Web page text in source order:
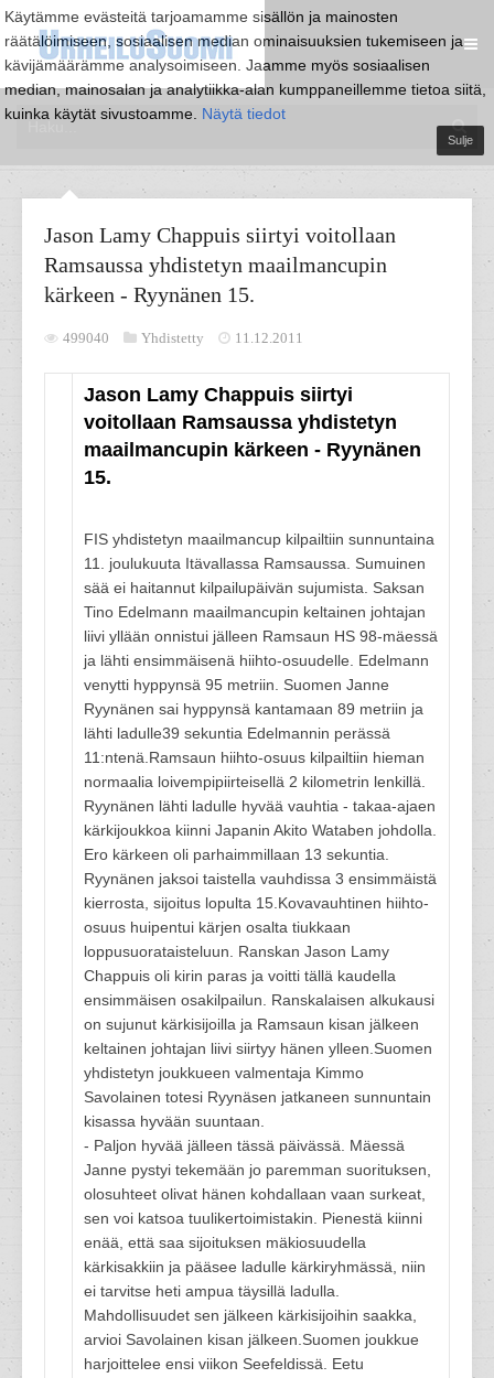
Käytämme evästeitä tarjoamamme sisällön ja mainosten
räätälöimiseen, sosiaalisen median ominaisuuksien tukemiseen ja
kävijämäärämme analysoimiseen. Jaamme myös sosiaalisen
median, mainosalan ja analytiikka-alan kumppaneillemme tietoa siitä,
kuinka käytät sivustoamme. Näytä tiedot
Sulje
Jason Lamy Chappuis siirtyi voitollaan
Ramsaussa yhdistetyn maailmancupin
kärkeen - Ryynänen 15.
499040 Yhdistetty 11.12.2011
Jason Lamy Chappuis siirtyi
voitollaan Ramsaussa yhdistetyn
maailmancupin kärkeen - Ryynänen
15.
FIS yhdistetyn maailmancup kilpailtiin sunnuntaina
11. joulukuuta Itävallassa Ramsaussa. Sumuinen
sää ei haitannut kilpailupäivän sujumista. Saksan
Tino Edelmann maailmancupin keltainen johtajan
liivi yllään onnistui jälleen Ramsaun HS 98-mäessä
ja lähti ensimmäisenä hiihto-osuudelle. Edelmann
venytti hyppynsä 95 metriin. Suomen Janne
Ryynänen sai hyppynsä kantamaan 89 metriin ja
lähti ladulle39 sekuntia Edelmannin perässä
11:ntenä.Ramsaun hiihto-osuus kilpailtiin hieman
normaalia loivempipiirteisellä 2 kilometrin lenkillä.
Ryynänen lähti ladulle hyvää vauhtia - takaa-ajaen
kärkijoukkoa kiinni Japanin Akito Wataben johdolla.
Ero kärkeen oli parhaimmillaan 13 sekuntia.
Ryynänen jaksoi taistella vauhdissa 3 ensimmäistä
kierrosta, sijoitus lopulta 15.Kovavauhtinen hiihto-
osuus huipentui kärjen osalta tiukkaan
loppusuorataisteluun. Ranskan Jason Lamy
Chappuis oli kirin paras ja voitti tällä kaudella
ensimmäisen osakilpailun. Ranskalaisen alkukausi
on sujunut kärkisijoilla ja Ramsaun kisan jälkeen
keltainen johtajan liivi siirtyy hänen ylleen.Suomen
yhdistetyn joukkueen valmentaja Kimmo
Savolainen totesi Ryynäsen jatkaneen sunnuntain
kisassa hyvään suuntaan.
- Paljon hyvää jälleen tässä päivässä. Mäessä
Janne pystyi tekemään jo paremman suorituksen,
olosuhteet olivat hänen kohdallaan vaan surkeat,
sen voi katsoa tuulikertoimistakin. Pienestä kiinni
enää, että saa sijoituksen mäkiosuudella
kärkisakkiin ja pääsee ladulle kärkiryhmässä, niin
ei tarvitse heti ampua täysillä ladulla.
Mahdollisuudet sen jälkeen kärkisijoihin saakka,
arvioi Savolainen kisan jälkeen.Suomen joukkue
harjoittelee ensi viikon Seefeldissä. Eetu